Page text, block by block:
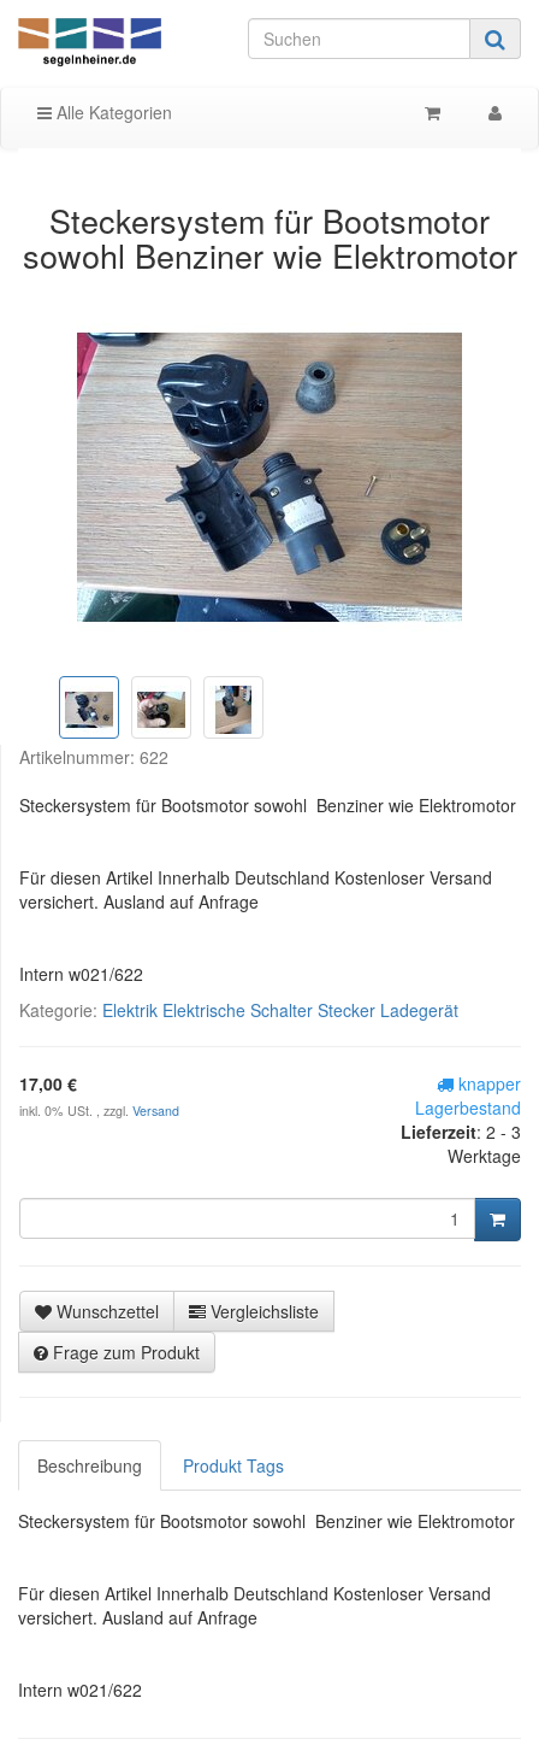
Alle Kategorien
Steckersystem für Bootsmotor
sowohl Benziner wie Elektromotor
Artikelnummer: 622
Steckersystem für Bootsmotor sowohl Benziner wie Elektromotor
Für diesen Artikel Innerhalb Deutschland Kostenloser Versand
versichert. Ausland auf Anfrage
Intern w021/622
Kategorie: Elektrik Elektrische Schalter Stecker Ladegerät
17,00 €
inkl. 0% USt. , zzgl. Versand
knapper
Lagerbestand
Lieferzeit: 2 - 3
Werktage
Wunschzettel
Vergleichsliste
Frage zum Produkt
Beschreibung Produkt Tags
Steckersystem für Bootsmotor sowohl Benziner wie Elektromotor
Für diesen Artikel Innerhalb Deutschland Kostenloser Versand
versichert. Ausland auf Anfrage
Intern w021/622